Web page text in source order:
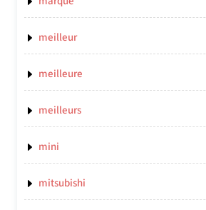
meilleur
meilleure
meilleurs
mini
mitsubishi